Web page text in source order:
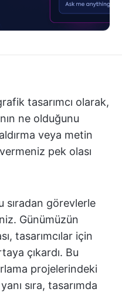
tasarımcı olarak,
ne olduğunu
veya metin
pek olası
sıradan görevlerle
Günümüzün
tasarımcılar için
çıkardı. Bu
projelerindeki
sıra, tasarımda